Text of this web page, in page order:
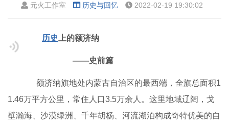
元火工作室 历史与回忆 2022-02-19 19:30:02
历史 上的额济纳
——史前篇
额济纳旗地处内蒙古自治区的最西端，全旗总面积1
1.46万平方公里，常住人口3.5万余人。这里地域辽阔，戈
壁瀚海、沙漠绿洲、千年胡杨、河流湖泊构成奇特优美的自